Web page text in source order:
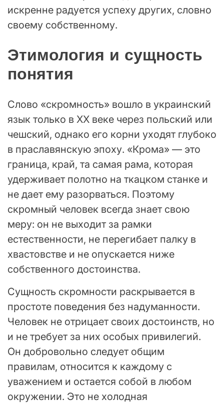
искренне радуется успеху других, словно
своему собственному.
Этимология и сущность
понятия
Слово «скромность» вошло в украинский
язык только в XX веке через польский или
чешский, однако его корни уходят глубоко
в праславянскую эпоху. «Крома» — это
граница, край, та самая рама, которая
удерживает полотно на ткацком станке и
не дает ему разорваться. Поэтому
скромный человек всегда знает свою
меру: он не выходит за рамки
естественности, не перегибает палку в
хвастовстве и не опускается ниже
собственного достоинства.
Сущность скромности раскрывается в
простоте поведения без надуманности.
Человек не отрицает своих достоинств, но
и не требует за них особых привилегий.
Он добровольно следует общим
правилам, относится к каждому с
уважением и остается собой в любом
окружении. Это не холодная